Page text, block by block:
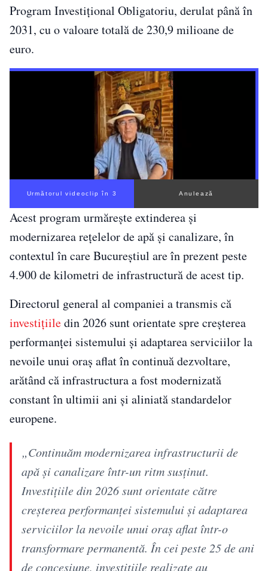
Program Investițional Obligatoriu, derulat până în
2031, cu o valoare totală de 230,9 milioane de
euro.
Următorul videoclip în 2 Anulează
Acest program urmărește extinderea și
modernizarea rețelelor de apă și canalizare, în
contextul în care Bucureștiul are în prezent peste
4.900 de kilometri de infrastructură de acest tip.
Directorul general al companiei a transmis că
investițiiledin 2026 sunt orientate spre creșterea
performanței sistemului și adaptarea serviciilor la
nevoile unui oraș aflat în continuă dezvoltare,
arătând că infrastructura a fost modernizată
constant în ultimii ani și aliniată standardelor
europene.
„Continuăm modernizarea infrastructurii de
apă și canalizare într-un ritm susținut.
Investițiile din 2026 sunt orientate către
creșterea performanței sistemului și adaptarea
serviciilor la nevoile unui oraș aflat într-o
transformare permanentă. În cei peste 25 de ani
de concesiune, investițiile realizate au